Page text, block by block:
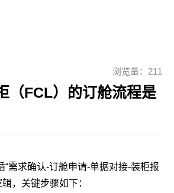
浏览量：211
（FCL）的订舱流程是
“需求确认-订舱申请-单据对接-装柜报
，关键步骤如下：